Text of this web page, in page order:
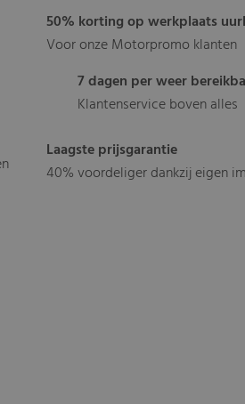
50% korting op werkplaats
Voor onze Motorpromo klanten
7 dagen per weer
Klantenservice boven alles
Laagste prijsgarantie
40% voordeliger dankzij eigen